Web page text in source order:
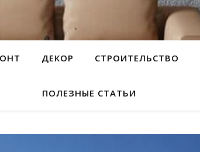
ДЕКОР СТРОИТЕЛЬСТВО
ПОЛЕЗНЫЕ СТАТЬИ